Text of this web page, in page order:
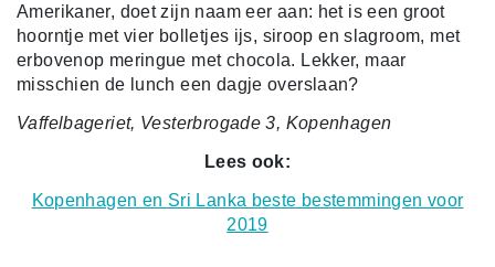
Amerikaner, doet zijn naam eer aan: het is een groot
hoorntje met vier bolletjes ijs, siroop en slagroom, met
erbovenop meringue met chocola. Lekker, maar
misschien de lunch een dagje overslaan?
Vaffelbageriet, Vesterbrogade 3, Kopenhagen
Lees ook:
Kopenhagen en Sri Lanka beste bestemmingen voor
2019